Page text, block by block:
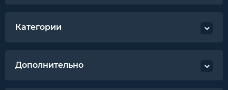
Категории
Дополнительно